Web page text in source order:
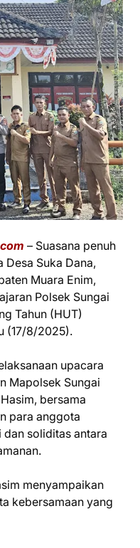
– Suasana penuh
Desa Suka Dana,
Muara Enim,
Polsek Sungai
Tahun (HUT)
(17/8/2025).
upacara
Mapolsek Sungai
bersama
para anggota
soliditas antara
menyampaikan
kebersamaan yang